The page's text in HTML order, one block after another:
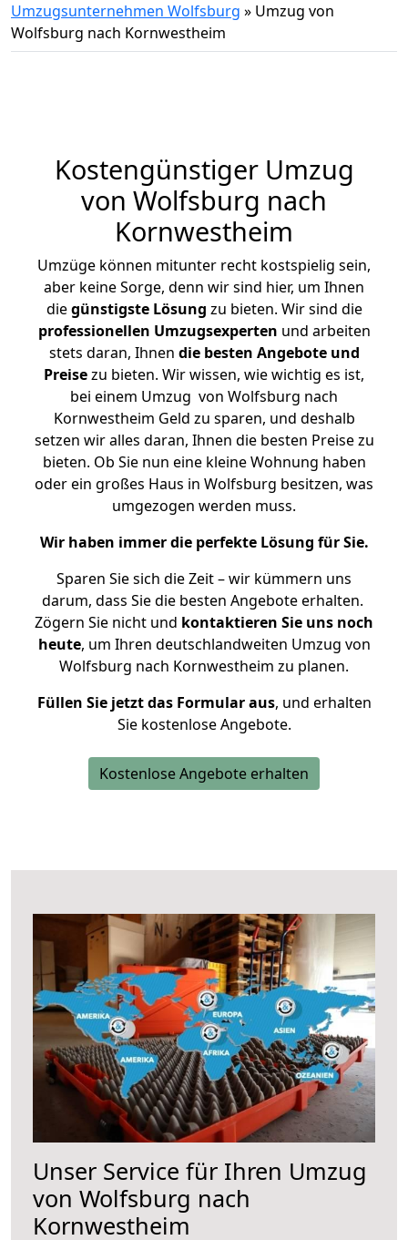
Umzugsunternehmen Wolfsburg » Umzug von
Wolfsburg nach Kornwestheim
Kostengünstiger Umzug
von Wolfsburg nach
Kornwestheim
Umzüge können mitunter recht kostspielig sein,
aber keine Sorge, denn wir sind hier, um Ihnen
diegünstigste Lösung zu bieten. Wir sind die
professionellen Umzugsexperten und arbeiten
stets daran, Ihnen die besten Angebote und
Preisezu bieten. Wir wissen, wie wichtig es ist,
bei einem Umzug von Wolfsburg nach
Kornwestheim Geld zu sparen, und deshalb
setzen wir alles daran, Ihnen die besten Preise zu
bieten. Ob Sie nun eine kleine Wohnung haben
oder ein großes Haus in Wolfsburg besitzen, was
umgezogen werden muss.
Wir haben immer die perfekte Lösung für Sie.
Sparen Sie sich die Zeit – wir kümmern uns
darum, dass Sie die besten Angebote erhalten.
Zögern Sie nicht und kontaktieren Sie uns noch
heute, um Ihren deutschlandweiten Umzug von
Wolfsburg nach Kornwestheim zu planen.
Füllen Sie jetzt das Formular aus, und erhalten
Sie kostenlose Angebote.
Kostenlose Angebote erhalten
Unser Service für Ihren Umzug
von Wolfsburg nach
Kornwestheim